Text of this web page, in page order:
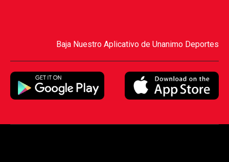
Baja Nuestro Aplicativo de Unanimo Deportes